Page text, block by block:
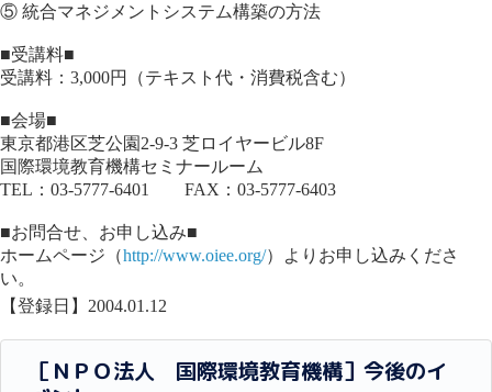
⑤ 統合マネジメントシステム構築の方法
■受講料■
受講料：3,000円（テキスト代・消費税含む）
■会場■
東京都港区芝公園2-9-3 芝ロイヤービル8F
国際環境教育機構セミナールーム
TEL：03-5777-6401 FAX：03-5777-6403
■お問合せ、お申し込み■
ホームページ（http://www.oiee.org/）よりお申し込みくださ
い。
【登録日】2004.01.12
［ＮＰＯ法人 国際環境教育機構］今後のイ